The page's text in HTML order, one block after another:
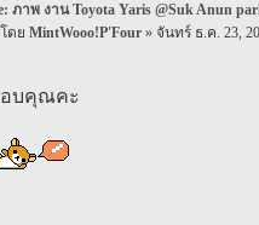
ภาพ งาน Toyota Yaris @Suk Anun
โดย MintWooo!P'Four » จันทร์ ธ.ค. 23,
บคุณคะ